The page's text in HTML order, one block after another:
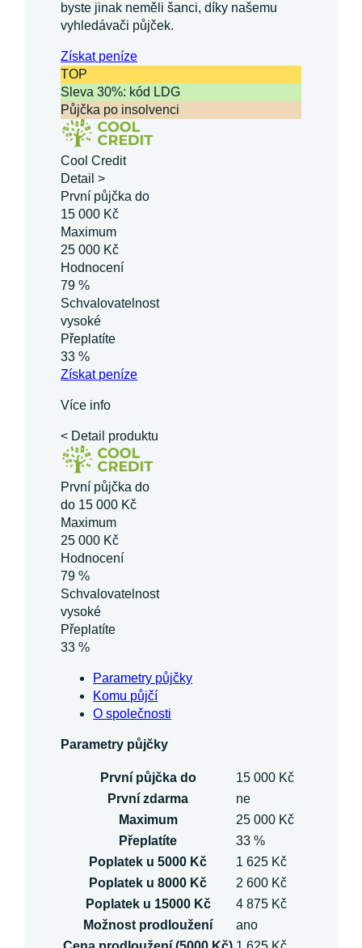
byste jinak neměli šanci, díky našemu
vyhledávači půjček.
Získatpeníze
TOP
Sleva 30%: kód LDG
Půjčka po insolvenci
Cool Credit
Detail >
První půjčka do
15 000 Kč
Maximum
25 000 Kč
Hodnocení
79 %
Schvalovatelnost
vysoké
Přeplatíte
33 %
Získatpeníze
Více info
< Detail produktu
První půjčka do
do 15 000 Kč
Maximum
25 000 Kč
Hodnocení
79 %
Schvalovatelnost
vysoké
Přeplatíte
33 %
Parametry půjčky
Komu půjčí
O společnosti
Parametry půjčky
První půjčka do
15 000 Kč
První zdarma
ne
Maximum
25 000 Kč
Přeplatíte
33 %
Poplatek u 5000 Kč
1 625 Kč
Poplatek u 8000 Kč
2 600 Kč
Poplatek u 15000 Kč
4 875 Kč
Možnost prodloužení
ano